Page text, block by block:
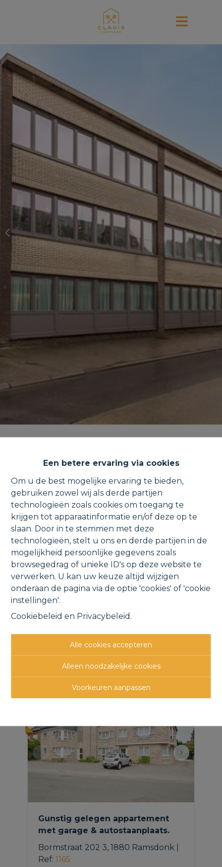
Een betere ervaring via cookies
Om u de best mogelijke ervaring te bieden,
gebruiken zowel wij als derde partijen
technologieën zoals cookies om toegang te
krijgen tot apparaatinformatie en/of deze op te
slaan. Door in te stemmen met deze
technologieën, stelt u ons en derde partijen in de
mogelijkheid persoonlijke gegevens zoals
browsegedrag of unieke ID's op deze website te
verwerken. U kan uw keuze altijd wijzigen
onderaan de pagina via de optie 'cookies' of 'cookie
instellingen'.
Cookiebeleid en Privacybeleid .
Alle cookies accepteren
Alleen noodzakelijke cookies
Voorkeuren aanpassen
Appartement met garage en
terras nabij het centrum.
Paddegatstraat 114 5, 1880 Kapelle-op-den-Bos
VERHUURD
Vorige Lijst Volgende
Andere interessante
panden
Gunstig gelegen appartement
met garage & autostaanplaats.
Bormstraat 202 3, 1880 Ramsdonk
Ref: 1165